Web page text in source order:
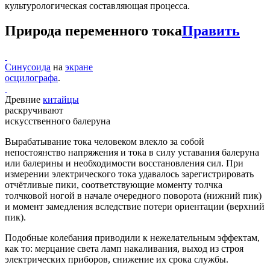
культурологическая составляющая процесса.
Природа переменного токаПравить
Синусоида на экране
осцилографа.
Древние китайцы
раскручивают
искусственного балеруна
Вырабатывание тока человеком влекло за собой
непостоянство напряжения и тока в силу уставания балеруна
или балерины и необходимости восстановления сил. При
измерении электрического тока удавалось зарегистрировать
отчётливые пики, соответствующие моменту толчка
толчковой ногой в начале очередного поворота (нижний пик)
и момент замедления вследствие потери ориентации (верхний
пик).
Подобные колебания приводили к нежелательным эффектам,
как то: мерцание света ламп накаливания, выход из строя
электрических приборов, снижение их срока службы.